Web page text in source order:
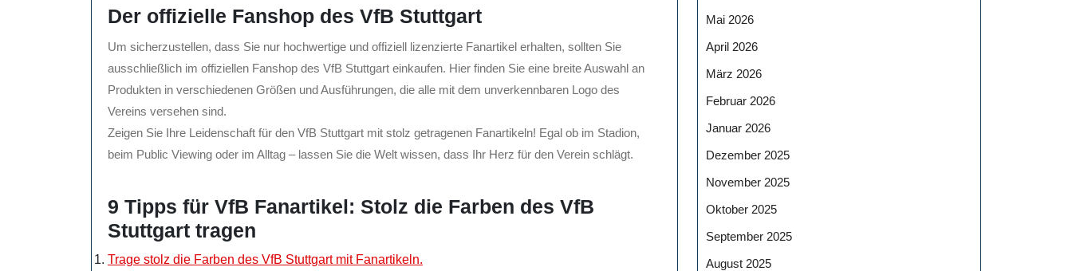
Der offizielle Fanshop des VfB Stuttgart
Um sicherzustellen, dass Sie nur hochwertige und offiziell lizenzierte Fanartikel erhalten, sollten Sie
ausschließlich im offiziellen Fanshop des VfB Stuttgart einkaufen. Hier finden Sie eine breite Auswahl an
Produkten in verschiedenen Größen und Ausführungen, die alle mit dem unverkennbaren Logo des
Vereins versehen sind.
Zeigen Sie Ihre Leidenschaft für den VfB Stuttgart mit stolz getragenen Fanartikeln! Egal ob im Stadion,
beim Public Viewing oder im Alltag – lassen Sie die Welt wissen, dass Ihr Herz für den Verein schlägt.
9 Tipps für VfB Fanartikel: Stolz die Farben des VfB
Stuttgart tragen
Trage stolz die Farben des VfB Stuttgart mit Fanartikeln.
Mai 2026
April 2026
März 2026
Februar 2026
Januar 2026
Dezember 2025
November 2025
Oktober 2025
September 2025
August 2025